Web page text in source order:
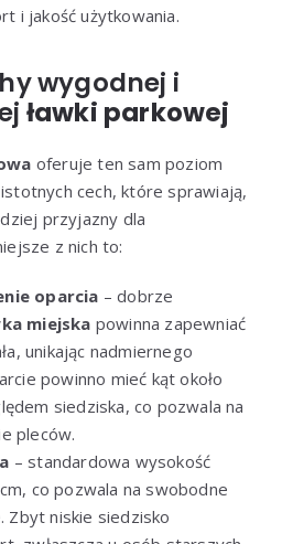
i jakość użytkowania.
wygodnej i
ławki parkowej
oferuje ten sam poziom
cech, które sprawiają,
przyjazny dla
z nich to:
oparcia – dobrze
miejska powinna zapewniać
unikając nadmiernego
powinno mieć kąt około
siedziska, co pozwala na
pleców.
– standardowa wysokość
co pozwala na swobodne
Zbyt niskie siedzisko